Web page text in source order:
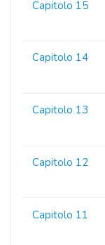
Capitolo 15
Capitolo 14
Capitolo 13
Capitolo 12
Capitolo 11